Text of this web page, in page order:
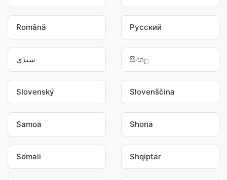
Română Pусский
سنڌي සිංහල
Slovenský Slovenščina
Samoa Shona
Somali Shqiptar